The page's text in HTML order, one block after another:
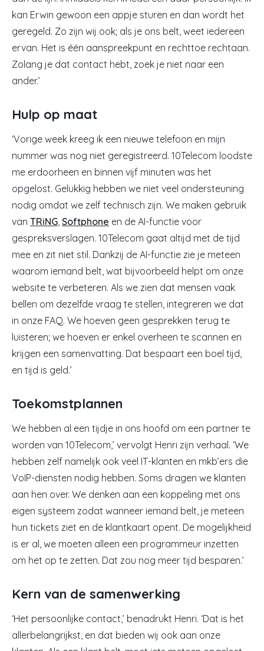
kan Erwin gewoon een appje sturen en dan wordt het
geregeld. Zo zijn wij ook; als je ons belt, weet iedereen
ervan. Het is één aanspreekpunt en rechttoe rechtaan.
Zolang je dat contact hebt, zoek je niet naar een
ander.’
Hulp op maat
‘Vorige week kreeg ik een nieuwe telefoon en mijn
nummer was nog niet geregistreerd. 10Telecom loodste
me erdoorheen en binnen vijf minuten was het
opgelost. Gelukkig hebben we niet veel ondersteuning
nodig omdat we zelf technisch zijn. We maken gebruik
van TRiNG Softphone en de AI-functie voor
gespreksverslagen. 10Telecom gaat altijd met de tijd
mee en zit niet stil. Dankzij de AI-functie zie je meteen
waarom iemand belt, wat bijvoorbeeld helpt om onze
website te verbeteren. Als we zien dat mensen vaak
bellen om dezelfde vraag te stellen, integreren we dat
in onze FAQ. We hoeven geen gesprekken terug te
luisteren; we hoeven er enkel overheen te scannen en
krijgen een samenvatting. Dat bespaart een boel tijd,
en tijd is geld.’
Toekomstplannen
We hebben al een tijdje in ons hoofd om een partner te
worden van 10Telecom,’ vervolgt Henri zijn verhaal. ‘We
hebben zelf namelijk ook veel IT-klanten en mkb’ers die
VoIP-diensten nodig hebben. Soms dragen we klanten
aan hen over. We denken aan een koppeling met ons
eigen systeem zodat wanneer iemand belt, je meteen
hun tickets ziet en de klantkaart opent. De mogelijkheid
is er al, we moeten alleen een programmeur inzetten
om het op te zetten. Dat zou nog meer tijd besparen.’
Kern van de samenwerking
‘Het persoonlijke contact,’ benadrukt Henri. ‘Dat is het
allerbelangrijkst, en dat bieden wij ook aan onze